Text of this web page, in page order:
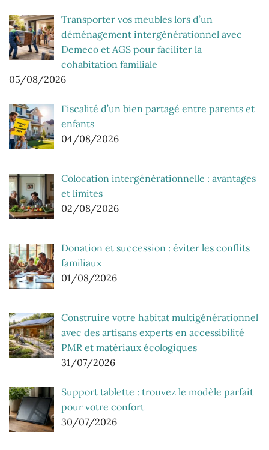
Transporter vos meubles lors d’un
déménagement intergénérationnel avec
Demeco et AGS pour faciliter la
cohabitation familiale
05/08/2026
Fiscalité d’un bien partagé entre parents et
enfants
04/08/2026
Colocation intergénérationnelle : avantages
et limites
02/08/2026
Donation et succession : éviter les conflits
familiaux
01/08/2026
Construire votre habitat multigénérationnel
avec des artisans experts en accessibilité
PMR et matériaux écologiques
31/07/2026
Support tablette : trouvez le modèle parfait
pour votre confort
30/07/2026